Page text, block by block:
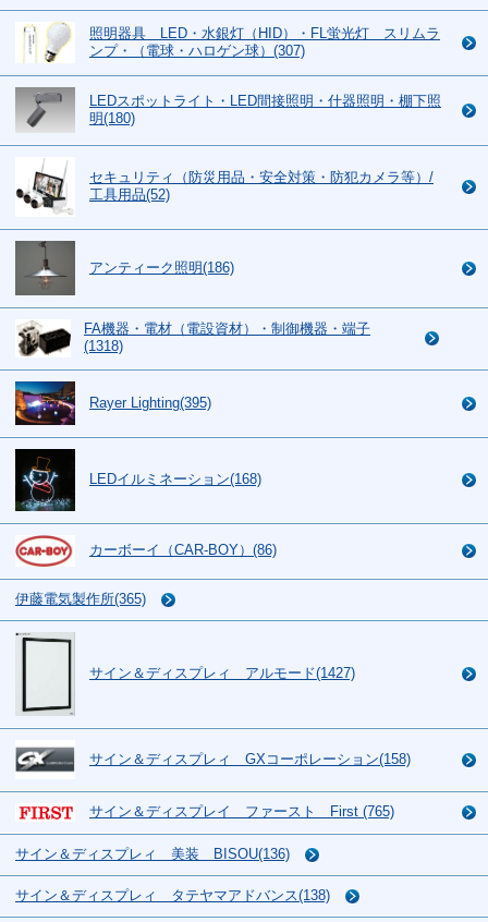
照明器具 LED・水銀灯（HID）・FL蛍光灯 スリムラ
ンプ・（電球・ハロゲン球）(307)
LEDスポットライト・LED間接照明・什器照明・棚下照
明(180)
セキュリティ（防災用品・安全対策・防犯カメラ等）/
工具用品(52)
アンティーク照明(186)
FA機器・電材（電設資材）・制御機器・端子
(1318)
Rayer Lighting(395)
LEDイルミネーション(168)
カーボーイ（CAR-BOY）(86)
伊藤電気製作所(365)
サイン＆ディスプレィ アルモード(1427)
サイン＆ディスプレィ GXコーポレーション(158)
サイン＆ディスプレイ ファースト First (765)
サイン＆ディスプレィ 美装 BISOU(136)
サイン＆ディスプレィ タテヤマアドバンス(138)